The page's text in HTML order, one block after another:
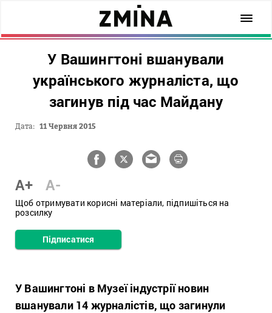
У Вашингтоні вшанували
українського журналіста, що
загинув під час Майдану
Дата: 11 Червня 2015
A+ A-
Щоб отримувати корисні матеріали, підпишіться на
розсилку
Підписатися
У Вашингтоні в Музеї індустрії новин
вшанували 14 журналістів, що загинули